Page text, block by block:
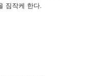
짐작케 한다.